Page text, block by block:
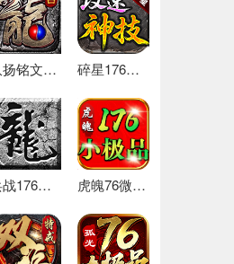
玖扬铭文复古176 热门下载 碎星176攻速神技 热门下载
兵战176特戒版 安卓版 虎魄76微变小极品 推荐